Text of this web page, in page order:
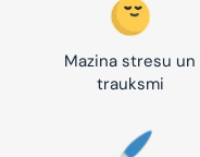
Mazina stresu un
trauksmi